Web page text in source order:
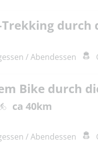
Trekking durch
/ Abendessen
Bike durch
ca 40km
/ Abendessen